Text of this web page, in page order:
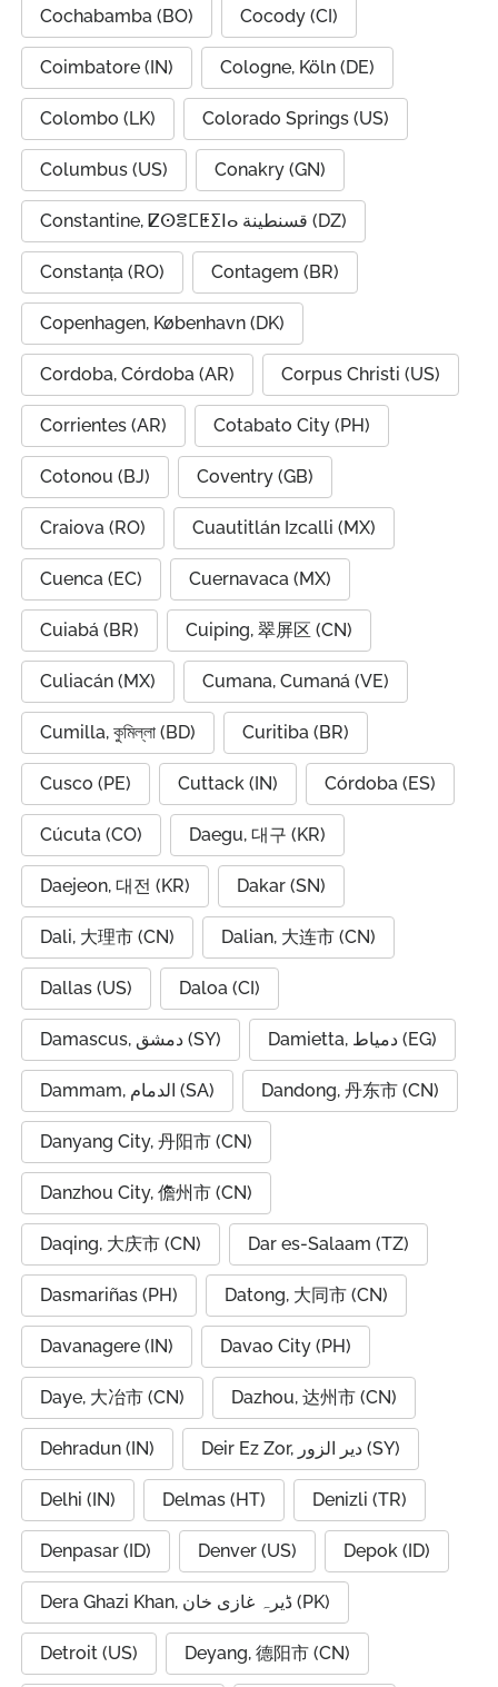
Cochabamba (BO) Cocody (CI)
Coimbatore (IN) Cologne, Köln (DE)
Colombo (LK) Colorado Springs (US)
Columbus (US) Conakry (GN)
Constantine, ⵇⵙⴻⵎⵟⵉⵏⴰ قسنطينة (DZ)
Constanța (RO) Contagem (BR)
Copenhagen, København (DK)
Cordoba, Córdoba (AR) Corpus Christi (US)
Corrientes (AR) Cotabato City (PH)
Cotonou (BJ) Coventry (GB)
Craiova (RO) Cuautitlán Izcalli (MX)
Cuenca (EC) Cuernavaca (MX)
Cuiabá (BR) Cuiping, 翠屏区 (CN)
Culiacán (MX) Cumana, Cumaná (VE)
Cumilla, কুমিল্লা (BD) Curitiba (BR)
Cusco (PE) Cuttack (IN) Córdoba (ES)
Cúcuta (CO) Daegu, 대구 (KR)
Daejeon, 대전 (KR) Dakar (SN)
Dali, 大理市 (CN) Dalian, 大连市 (CN)
Dallas (US) Daloa (CI)
Damascus, دمشق (SY) Damietta, دمياط (EG)
Dammam, الدمام (SA) Dandong, 丹东市 (CN)
Danyang City, 丹阳市 (CN)
Danzhou City, 儋州市 (CN)
Daqing, 大庆市 (CN) Dar es-Salaam (TZ)
Dasmariñas (PH) Datong, 大同市 (CN)
Davanagere (IN) Davao City (PH)
Daye, 大冶市 (CN) Dazhou, 达州市 (CN)
Dehradun (IN) Deir Ez Zor, دير الزور (SY)
Delhi (IN) Delmas (HT) Denizli (TR)
Denpasar (ID) Denver (US) Depok (ID)
Dera Ghazi Khan, ڈیرہ غازی خان (PK)
Detroit (US) Deyang, 德阳市 (CN)